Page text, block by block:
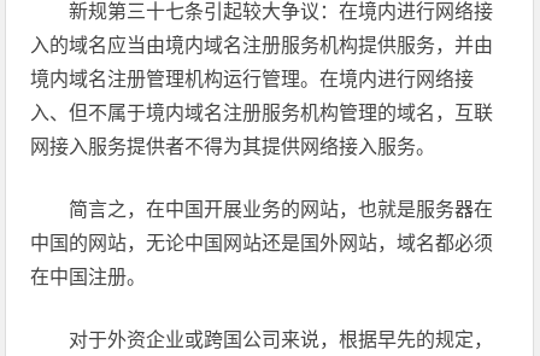
新规第三十七条引起较大争议：在境内进行网络接
入的域名应当由境内域名注册服务机构提供服务，并由
境内域名注册管理机构运行管理。在境内进行网络接
入、但不属于境内域名注册服务机构管理的域名，互联
网接入服务提供者不得为其提供网络接入服务。
简言之，在中国开展业务的网站，也就是服务器在
中国的网站，无论中国网站还是国外网站，域名都必须
在中国注册。
对于外资企业或跨国公司来说，根据早先的规定，